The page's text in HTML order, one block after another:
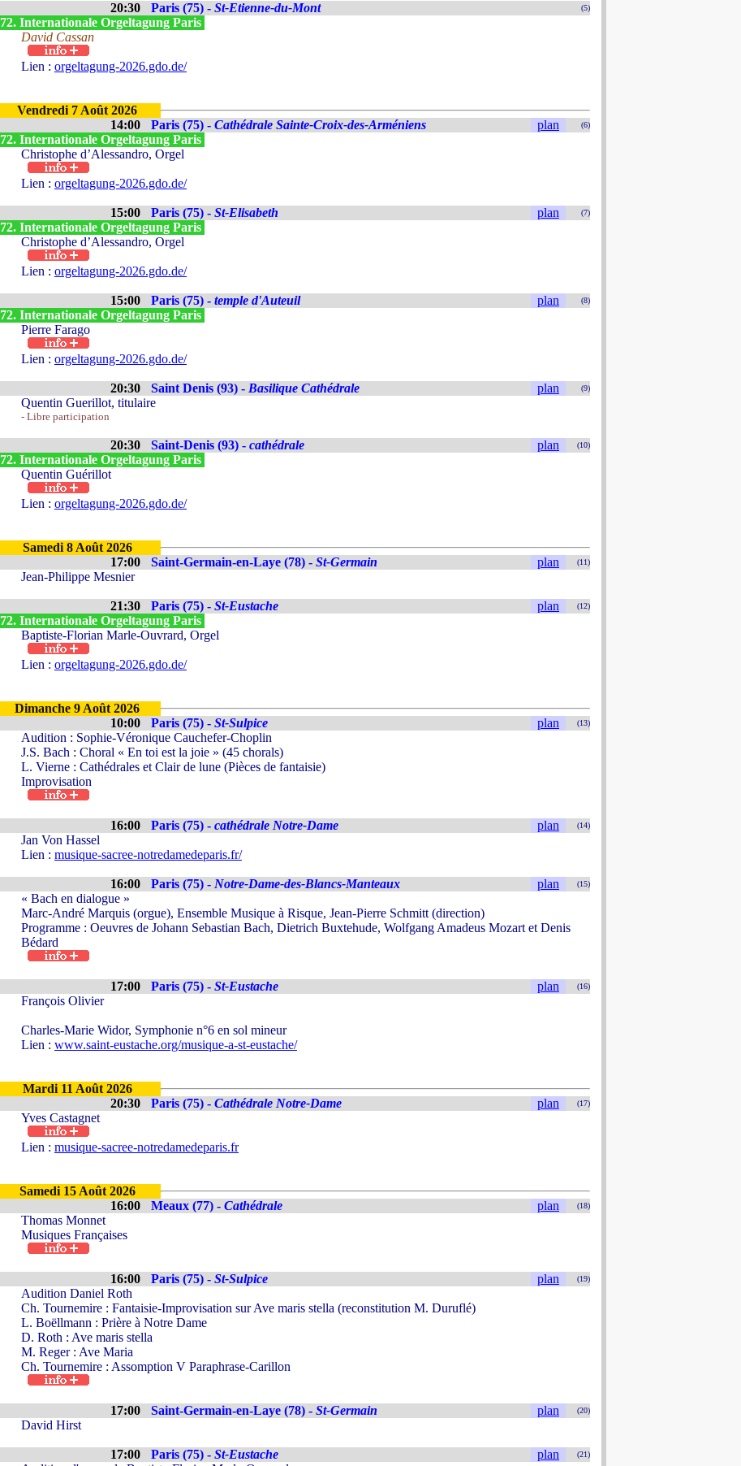
20:30 Paris (75) - St-Etienne-du-Mont (5)
72. Internationale Orgeltagung Paris
David Cassan
Lien : orgeltagung-2026.gdo.de/
Vendredi 7 Août 2026
14:00
Paris (75) - Cathédrale Sainte-Croix-des-Arméniens plan (6)
72. Internationale Orgeltagung Paris
Christophe d’Alessandro, Orgel
Lien : orgeltagung-2026.gdo.de/
15:00 Paris (75) - St-Elisabeth plan (7)
72. Internationale Orgeltagung Paris
Christophe d’Alessandro, Orgel
Lien : orgeltagung-2026.gdo.de/
15:00 Paris (75) - temple d'Auteuil plan (8)
72. Internationale Orgeltagung Paris
Pierre Farago
Lien : orgeltagung-2026.gdo.de/
20:30 Saint Denis (93) - Basilique Cathédrale plan (9)
Quentin Guerillot, titulaire
- Libre participation
20:30 Saint-Denis (93) - cathédrale plan (10)
72. Internationale Orgeltagung Paris
Quentin Guérillot
Lien : orgeltagung-2026.gdo.de/
Samedi 8 Août 2026
17:00
Saint-Germain-en-Laye (78) - St-Germain plan (11)
Jean-Philippe Mesnier
21:30 Paris (75) - St-Eustache plan (12)
72. Internationale Orgeltagung Paris
Baptiste-Florian Marle-Ouvrard, Orgel
Lien : orgeltagung-2026.gdo.de/
Dimanche 9 Août 2026
10:00
Paris (75) - St-Sulpice plan (13)
Audition : Sophie-Véronique Cauchefer-Choplin
J.S. Bach : Choral « En toi est la joie » (45 chorals)
L. Vierne : Cathédrales et Clair de lune (Pièces de fantaisie)
Improvisation
16:00 Paris (75) - cathédrale Notre-Dame plan (14)
Jan Von Hassel
Lien : musique-sacree-notredamedeparis.fr/
16:00 Paris (75) - Notre-Dame-des-Blancs-Manteaux plan (15)
« Bach en dialogue »
Marc-André Marquis (orgue), Ensemble Musique à Risque, Jean-Pierre Schmitt (direction)
Programme : Oeuvres de Johann Sebastian Bach, Dietrich Buxtehude, Wolfgang Amadeus Mozart et Denis
Bédard
17:00 Paris (75) - St-Eustache plan (16)
François Olivier
Charles-Marie Widor, Symphonie n°6 en sol mineur
Lien : www.saint-eustache.org/musique-a-st-eustache/
Mardi 11 Août 2026
20:30
Paris (75) - Cathédrale Notre-Dame plan (17)
Yves Castagnet
Lien : musique-sacree-notredamedeparis.fr
Samedi 15 Août 2026
16:00
Meaux (77) - Cathédrale plan (18)
Thomas Monnet
Musiques Françaises
16:00 Paris (75) - St-Sulpice plan (19)
Audition Daniel Roth
Ch. Tournemire : Fantaisie-Improvisation sur Ave maris stella (reconstitution M. Duruflé)
L. Boëllmann : Prière à Notre Dame
D. Roth : Ave maris stella
M. Reger : Ave Maria
Ch. Tournemire : Assomption V Paraphrase-Carillon
17:00 Saint-Germain-en-Laye (78) - St-Germain plan (20)
David Hirst
17:00 Paris (75) - St-Eustache plan (21)